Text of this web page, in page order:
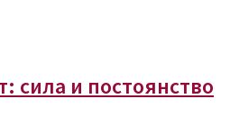
сила и постоянство